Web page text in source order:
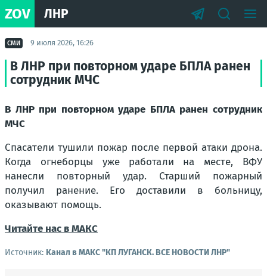
ZOV ЛНР
СМИ 9 июля 2026, 16:26
В ЛНР при повторном ударе БПЛА ранен
сотрудник МЧС
В ЛНР при повторном ударе БПЛА ранен сотрудник
МЧС
Спасатели тушили пожар после первой атаки дрона.
Когда огнеборцы уже работали на месте, ВФУ
нанесли повторный удар. Старший пожарный
получил ранение. Его доставили в больницу,
оказывают помощь.
Читайте нас в МАКС
Источник: Канал в МАКС "КП ЛУГАНСК. ВСЕ НОВОСТИ ЛНР"